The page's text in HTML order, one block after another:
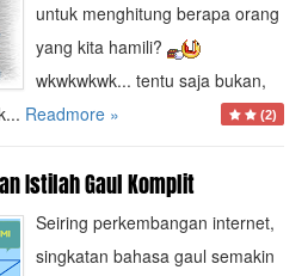
untuk menghitung berapa orang
yang kita hamili?
wkwkwkwk... tentu saja bukan,
Readmore » (2)
Istilah Gaul Komplit
Seiring perkembangan internet,
singkatan bahasa gaul semakin